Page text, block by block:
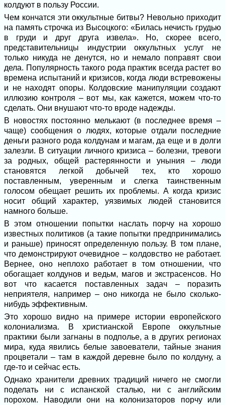
колдуют в пользу России.
Чем кончатся эти оккультные битвы? Невольно приходит
на память строчка из Высоцкого: «Билась нечисть грудью
в груди и друг друга извела». Но, скорее всего,
представительницы индустрии оккультных услуг не
только никуда не денутся, но и немало поправят свои
дела. Популярность такого рода практик всегда растет во
времена испытаний и кризисов, когда люди встревожены
и не находят опоры. Колдовские манипуляции создают
иллюзию контроля – вот мы, как кажется, можем что-то
сделать. Они внушают что-то вроде надежды.
В новостях постоянно мелькают (в последнее время –
чаще) сообщения о людях, которые отдали последние
деньги разного рода колдунам и магам, да еще и в долги
залезли. В ситуации личного кризиса – болезни, тревоги
за родных, общей растерянности и уныния – люди
становятся легкой добычей тех, кто хорошо
поставленным, уверенным и слегка таинственным
голосом обещает решить их проблемы. А когда кризис
носит общий характер, уязвимых людей становится
намного больше.
В этом отношении попытки наслать порчу на хорошо
известных политиков (а такие попытки предпринимались
и раньше) приносят определенную пользу. В том плане,
что демонстрируют очевидное – колдовство не работает.
Вернее, оно неплохо работает в том отношении, что
обогащает колдунов и ведьм, магов и экстрасенсов. Но
вот что касается поставленных задач – поразить
неприятеля, например – оно никогда не было сколько-
нибудь эффективным.
Это хорошо видно на примере истории европейского
колониализма. В христианской Европе оккультные
практики были загнаны в подполье, а в других регионах
мира, куда явились белые завоеватели, тайные знания
процветали – там в каждой деревне было по колдуну, а
где-то и сейчас есть.
Однако хранители древних традиций ничего не смогли
поделать ни с испанской сталью, ни с английским
порохом. Наводили они на колонизаторов порчу или